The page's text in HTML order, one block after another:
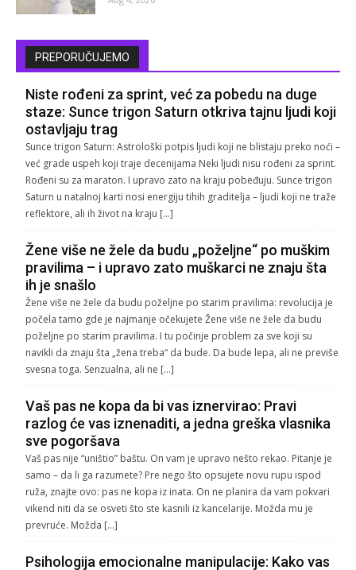
PREPORUČUJEMO
Niste rođeni za sprint, već za pobedu na duge
staze: Sunce trigon Saturn otkriva tajnu ljudi koji
ostavljaju trag
Sunce trigon Saturn: Astrološki potpis ljudi koji ne blistaju preko noći –
već grade uspeh koji traje decenijama Neki ljudi nisu rođeni za sprint.
Rođeni su za maraton. I upravo zato na kraju pobeđuju. Sunce trigon
Saturn u natalnoj karti nosi energiju tihih graditelja – ljudi koji ne traže
reflektore, ali ih život na kraju […]
Žene više ne žele da budu „poželjne“ po muškim
pravilima – i upravo zato muškarci ne znaju šta
ih je snašlo
Žene više ne žele da budu poželjne po starim pravilima: revolucija je
počela tamo gde je najmanje očekujete Žene više ne žele da budu
poželjne po starim pravilima. I tu počinje problem za sve koji su
navikli da znaju šta „žena treba“ da bude. Da bude lepa, ali ne previše
svesna toga. Senzualna, ali ne […]
Vaš pas ne kopa da bi vas iznervirao: Pravi
razlog će vas iznenaditi, a jedna greška vlasnika
sve pogoršava
Vaš pas nije “uništio” baštu. On vam je upravo nešto rekao. Pitanje je
samo – da li ga razumete? Pre nego što opsujete novu rupu ispod
ruža, znajte ovo: pas ne kopa iz inata. On ne planira da vam pokvari
vikend niti da se osveti što ste kasnili iz kancelarije. Možda mu je
prevruće. Možda […]
Psihologija emocionalne manipulacije: Kako vas